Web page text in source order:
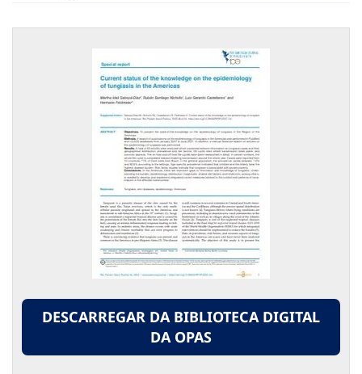
DESCARREGAR DA BIBLIOTECA DIGITAL
DA OPAS